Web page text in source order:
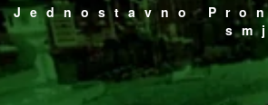
Jednostavno